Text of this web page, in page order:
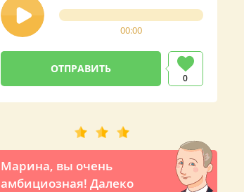
00:00
0
Марина, вы очень
амбициозная! Далеко